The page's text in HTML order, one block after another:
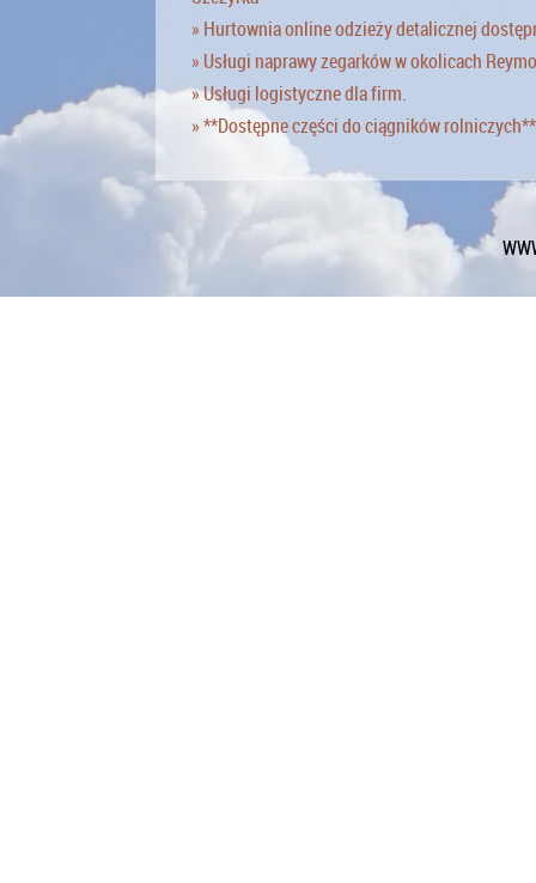
» Hurtownia online odzieży detalicznej
» Usługi naprawy zegarków w okolicach
» Usługi logistyczne dla firm.
» **Dostępne części do ciągników rolniczych**